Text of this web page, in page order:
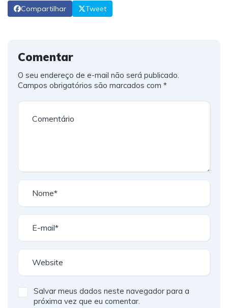
Compartilhar Tweet
Comentar
O seu endereço de e-mail não será publicado.
Campos obrigatórios são marcados com *
Salvar meus dados neste navegador para a
próxima vez que eu comentar.